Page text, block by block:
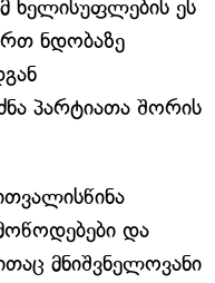
ხელისუფლების ეს
ნდობაზე
პარტიათა შორის
და
მნიშვნელოვანი